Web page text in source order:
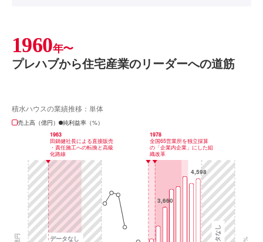
1960年〜
プレハブから住宅産業のリーダーへの道筋
積水ハウスの業績推移：単体
売上高（億円）
純利益率（%）